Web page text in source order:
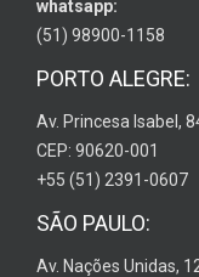
whatsapp:
(51) 98900-1158
PORTO ALEGRE:
Av. Princesa Isabel,
CEP: 90620-001
+55 (51) 2391-0607
SÃO PAULO:
Av. Nações Unidas,